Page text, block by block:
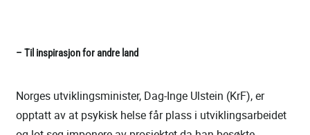
– Til inspirasjon for andre land
Norges utviklingsminister, Dag-Inge Ulstein (KrF), er
opptatt av at psykisk helse får plass i utviklingsarbeidet